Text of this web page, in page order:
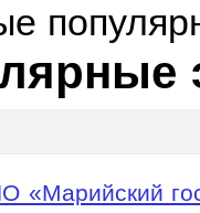
«Марийский